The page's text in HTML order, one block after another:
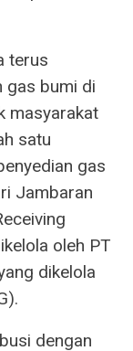
terus
gas bumi di
masyarakat
satu
gas
Jambaran
oleh PT
dikelola
dengan